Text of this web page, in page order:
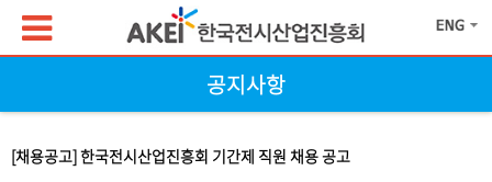
공지사항
[채용공고] 한국전시산업진흥회 기간제 직원 채용 공고